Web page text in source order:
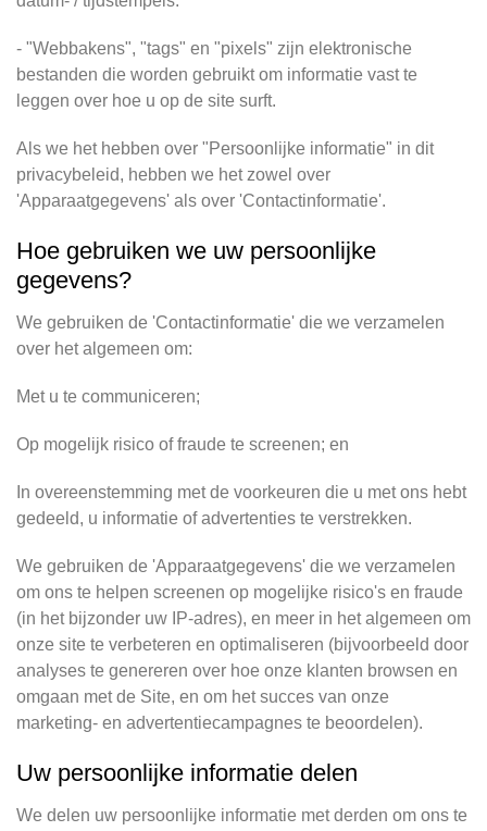
- "Webbakens", "tags" en "pixels" zijn elektronische
bestanden die worden gebruikt om informatie vast te
leggen over hoe u op de site surft.
Als we het hebben over "Persoonlijke informatie" in dit
privacybeleid, hebben we het zowel over
'Apparaatgegevens' als over 'Contactinformatie'.
Hoe gebruiken we uw persoonlijke
gegevens?
We gebruiken de 'Contactinformatie' die we verzamelen
over het algemeen om:
Met u te communiceren;
Op mogelijk risico of fraude te screenen; en
In overeenstemming met de voorkeuren die u met ons hebt
gedeeld, u informatie of advertenties te verstrekken.
We gebruiken de 'Apparaatgegevens' die we verzamelen
om ons te helpen screenen op mogelijke risico's en fraude
(in het bijzonder uw IP-adres), en meer in het algemeen om
onze site te verbeteren en optimaliseren (bijvoorbeeld door
analyses te genereren over hoe onze klanten browsen en
omgaan met de Site, en om het succes van onze
marketing- en advertentiecampagnes te beoordelen).
Uw persoonlijke informatie delen
We delen uw persoonlijke informatie met derden om ons te